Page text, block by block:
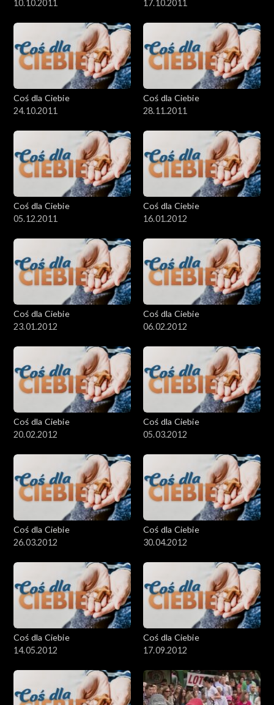
10.10.2011
17.10.2011
Coś dla Ciebie
24.10.2011
Coś dla Ciebie
28.11.2011
Coś dla Ciebie
05.12.2011
Coś dla Ciebie
16.01.2012
Coś dla Ciebie
23.01.2012
Coś dla Ciebie
06.02.2012
Coś dla Ciebie
20.02.2012
Coś dla Ciebie
05.03.2012
Coś dla Ciebie
26.03.2012
Coś dla Ciebie
30.04.2012
Coś dla Ciebie
14.05.2012
Coś dla Ciebie
17.09.2012